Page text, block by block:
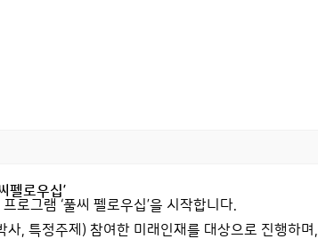
펠로우십’
로그램 ‘풀씨 펠로우십’을 시작합니다.
사, 특정주제) 참여한 미래인재를 대상으로 진행하며,